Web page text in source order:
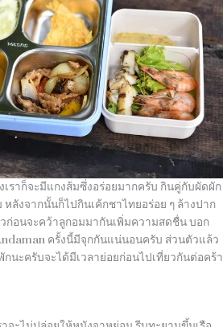
ราก็จะมีแกงส้มซึ่งอร่อยมากครับ กินคู่กับผัดผัก
หลังจากนั้นก็ไปกินเค้กชาไทยอร่อย ๆ ล้างปาก
ก่อนจะคว้าลูกอมมากันเพิ่มความสดชื่น บอก
ครั้งนี้มีจุกกันแน่นอนครับ ส่วนตัวแล้ว
นะครับจะได้มีเวลาย่อยก่อนไปเที่ยวกันต่อคร้า